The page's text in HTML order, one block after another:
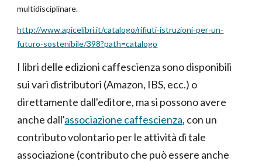
multidisciplinare.
http://www.apicelibri.it/catalogo/rifiuti-istruzioni-per-un-
futuro-sostenibile/398?path=catalogo
I libri delle edizioni caffescienza sono disponibili
sui vari distributori (Amazon, IBS, ecc.) o
direttamente dall'editore, ma si possono avere
anche dall'associazione caffescienza, con un
contributo volontario per le attività di tale
associazione (contributo che può essere anche